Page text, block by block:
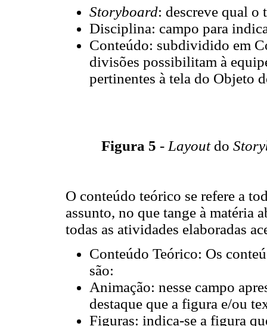
Storyboard: descreve qual
Disciplina: campo para
Conteúdo: subdividido em
divisões possibilitam à
pertinentes à tela do Objeto
Figura 5 -Layoutdo
O conteúdo teórico se refere a
assunto, no que tange à matéria
todas as atividades elaboradas
Conteúdo Teórico: Os
são:
Animação: nesse campo
destaque que a figura e/ou
Figuras: indica-se a figura